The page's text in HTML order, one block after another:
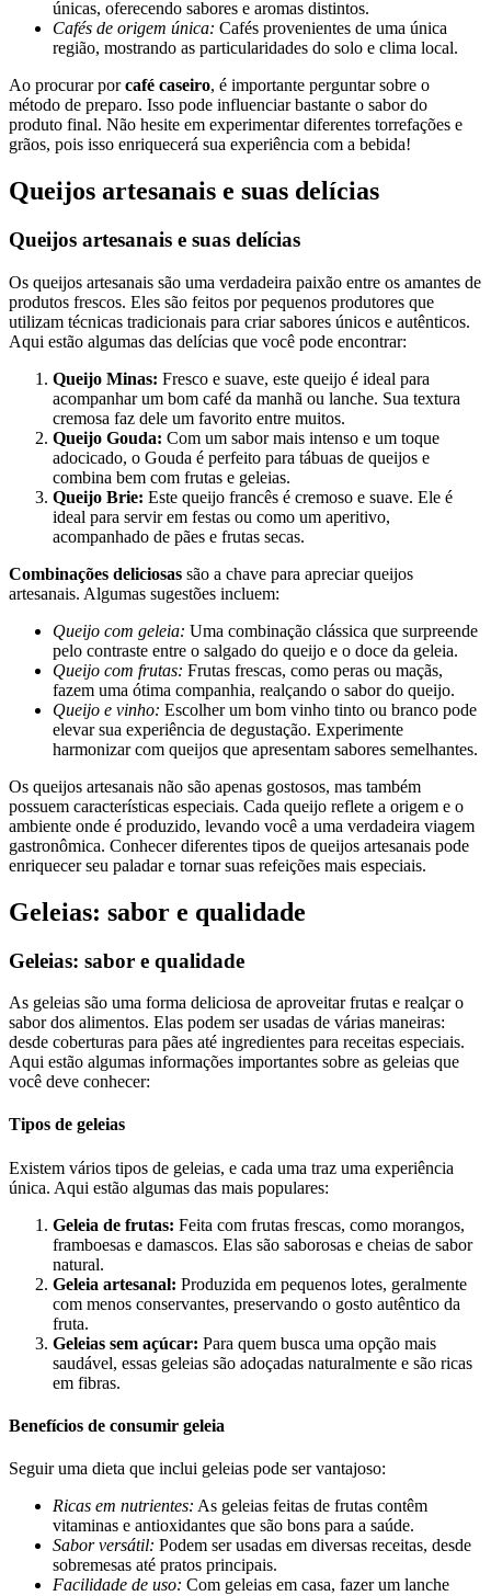
únicas, oferecendo sabores e aromas distintos.
Cafés de origem única: Cafés provenientes de uma única
região, mostrando as particularidades do solo e clima local.
Ao procurar porcafé caseiro, é importante perguntar sobre o
método de preparo. Isso pode influenciar bastante o sabor do
produto final. Não hesite em experimentar diferentes torrefações e
grãos, pois isso enriquecerá sua experiência com a bebida!
Queijos artesanais e suas delícias
Queijos artesanais e suas delícias
Os queijos artesanais são uma verdadeira paixão entre os amantes de
produtos frescos. Eles são feitos por pequenos produtores que
utilizam técnicas tradicionais para criar sabores únicos e autênticos.
Aqui estão algumas das delícias que você pode encontrar:
Queijo Minas: Fresco e suave, este queijo é ideal para
acompanhar um bom café da manhã ou lanche. Sua textura
cremosa faz dele um favorito entre muitos.
Queijo Gouda: Com um sabor mais intenso e um toque
adocicado, o Gouda é perfeito para tábuas de queijos e
combina bem com frutas e geleias.
Queijo Brie: Este queijo francês é cremoso e suave. Ele é
ideal para servir em festas ou como um aperitivo,
acompanhado de pães e frutas secas.
Combinações deliciosas são a chave para apreciar queijos
artesanais. Algumas sugestões incluem:
Queijo com geleia: Uma combinação clássica que surpreende
pelo contraste entre o salgado do queijo e o doce da geleia.
Queijo com frutas: Frutas frescas, como peras ou maçãs,
fazem uma ótima companhia, realçando o sabor do queijo.
Queijo e vinho: Escolher um bom vinho tinto ou branco pode
elevar sua experiência de degustação. Experimente
harmonizar com queijos que apresentam sabores semelhantes.
Os queijos artesanais não são apenas gostosos, mas também
possuem características especiais. Cada queijo reflete a origem e o
ambiente onde é produzido, levando você a uma verdadeira viagem
gastronômica. Conhecer diferentes tipos de queijos artesanais pode
enriquecer seu paladar e tornar suas refeições mais especiais.
Geleias: sabor e qualidade
Geleias: sabor e qualidade
As geleias são uma forma deliciosa de aproveitar frutas e realçar o
sabor dos alimentos. Elas podem ser usadas de várias maneiras:
desde coberturas para pães até ingredientes para receitas especiais.
Aqui estão algumas informações importantes sobre as geleias que
você deve conhecer:
Tipos de geleias
Existem vários tipos de geleias, e cada uma traz uma experiência
única. Aqui estão algumas das mais populares:
Geleia de frutas: Feita com frutas frescas, como morangos,
framboesas e damascos. Elas são saborosas e cheias de sabor
natural.
Geleia artesanal: Produzida em pequenos lotes, geralmente
com menos conservantes, preservando o gosto autêntico da
fruta.
Geleias sem açúcar: Para quem busca uma opção mais
saudável, essas geleias são adoçadas naturalmente e são ricas
em fibras.
Benefícios de consumir geleia
Seguir uma dieta que inclui geleias pode ser vantajoso:
Ricas em nutrientes: As geleias feitas de frutas contêm
vitaminas e antioxidantes que são bons para a saúde.
Sabor versátil: Podem ser usadas em diversas receitas, desde
sobremesas até pratos principais.
Facilidade de uso: Com geleias em casa, fazer um lanche